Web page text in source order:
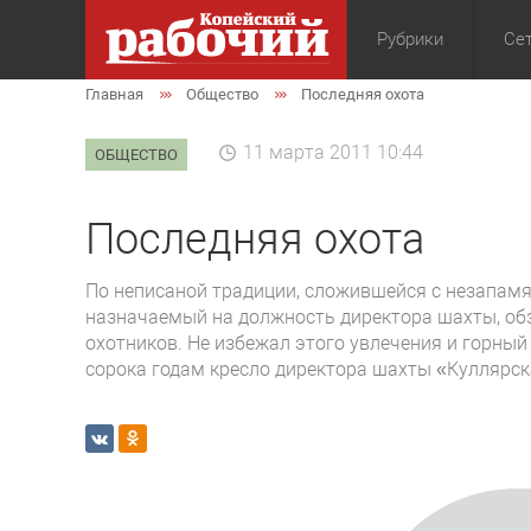
Рубрики
Общество
Главная Общество Последняя охота
ОБЩЕСТВО 11 марта 2011 10:44
Последняя охота
По неписаной традиции, сложившейся с
назначаемый на должность директора шахты,
охотников. Не избежал этого увлечения и
сорока годам кресло директора шахты